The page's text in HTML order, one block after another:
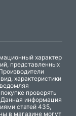
характер
представленных
характеристики
проверять
информация
статей 435,
в магазине могут